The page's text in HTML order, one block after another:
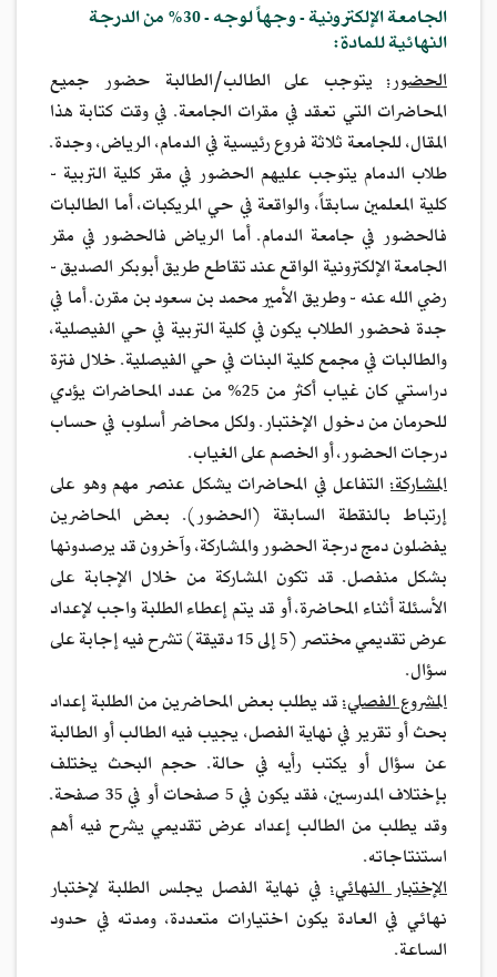
الجامعة الإلكترونية - وجهاً لوجه - 30% من الدرجة
النهائية للمادة:
الحضور:يتوجب على الطالب/الطالبة حضور جميع
المحاضرات التي تعقد في مقرات الجامعة. في وقت كتابة هذا
المقال، للجامعة ثلاثة فروع رئيسية في الدمام، الرياض، وجدة.
طلاب الدمام يتوجب عليهم الحضور في مقر كلية التربية -
كلية المعلمين سابقاً، والواقعة في حي المريكبات، أما الطالبات
فالحضور في جامعة الدمام. أما الرياض فالحضور في مقر
الجامعة الإلكترونية الواقع عند تقاطع طريق أبوبكر الصديق -
رضي الله عنه - وطريق الأمير محمد بن سعود بن مقرن. أما في
جدة فحضور الطلاب يكون في كلية التربية في حي الفيصلية،
والطالبات في مجمع كلية البنات في حي الفيصلية. خلال فترة
دراستي كان غياب أكثر من 25% من عدد المحاضرات يؤدي
للحرمان من دخول الإختبار. ولكل محاضر أسلوب في حساب
درجات الحضور، أو الخصم على الغياب.
المشاركة:التفاعل في المحاضرات يشكل عنصر مهم وهو على
إرتباط بالنقطة السابقة (الحضور). بعض المحاضرين
يفضلون دمج درجة الحضور والمشاركة، وآخرون قد يرصدونها
بشكل منفصل. قد تكون المشاركة من خلال الإجابة على
الأسئلة أثناء المحاضرة، أو قد يتم إعطاء الطلبة واجب لإعداد
عرض تقديمي مختصر (5 إلى 15 دقيقة) تشرح فيه إجابة على
سؤال.
المشروع الفصلي:قد يطلب بعض المحاضرين من الطلبة إعداد
بحث أو تقرير في نهاية الفصل، يجيب فيه الطالب أو الطالبة
عن سؤال أو يكتب رأيه في حالة. حجم البحث يختلف
بإختلاف المدرسين، فقد يكون في 5 صفحات أو في 35 صفحة.
وقد يطلب من الطالب إعداد عرض تقديمي يشرح فيه أهم
استنتاجاته.
الإختبار النهائي:في نهاية الفصل يجلس الطلبة لإختبار
نهائي في العادة يكون اختيارات متعددة، ومدته في حدود
الساعة.